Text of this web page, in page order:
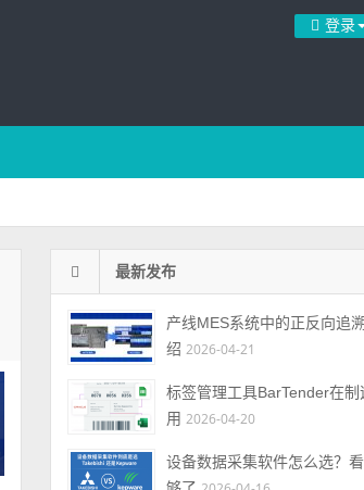
登录
最新发布
产线MES系统中的正反向追
绍 2026-04-21
标签管理工具BarTender在
用 2026-04-20
设备数据采集软件怎么选？